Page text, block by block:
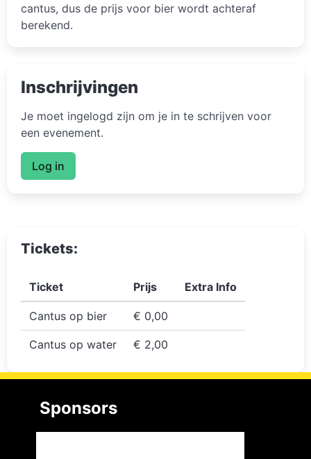
cantus, dus de prijs voor bier wordt achteraf
berekend.
Inschrijvingen
Je moet ingelogd zijn om je in te schrijven voor
een evenement.
Log in
Tickets:
Ticket Prijs Extra Info
Cantus op bier € 0,00
Cantus op water € 2,00
Sponsors